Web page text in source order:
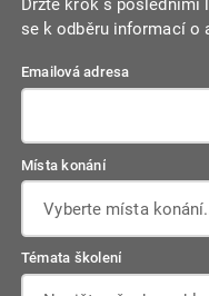
se k odběru informací o
Emailová adresa
Místa konání
Vyberte místa
Témata školení